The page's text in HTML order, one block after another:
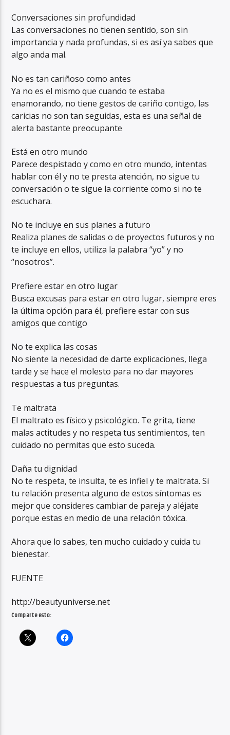
Conversaciones sin profundidad
Las conversaciones no tienen sentido, son sin
importancia y nada profundas, si es así ya sabes que
algo anda mal.
No es tan cariñoso como antes
Ya no es el mismo que cuando te estaba
enamorando, no tiene gestos de cariño contigo, las
caricias no son tan seguidas, esta es una señal de
alerta bastante preocupante
Está en otro mundo
Parece despistado y como en otro mundo, intentas
hablar con él y no te presta atención, no sigue tu
conversación o te sigue la corriente como si no te
escuchara.
No te incluye en sus planes a futuro
Realiza planes de salidas o de proyectos futuros y no
te incluye en ellos, utiliza la palabra “yo” y no
“nosotros”.
Prefiere estar en otro lugar
Busca excusas para estar en otro lugar, siempre eres
la última opción para él, prefiere estar con sus
amigos que contigo
No te explica las cosas
No siente la necesidad de darte explicaciones, llega
tarde y se hace el molesto para no dar mayores
respuestas a tus preguntas.
Te maltrata
El maltrato es físico y psicológico. Te grita, tiene
malas actitudes y no respeta tus sentimientos, ten
cuidado no permitas que esto suceda.
Daña tu dignidad
No te respeta, te insulta, te es infiel y te maltrata. Si
tu relación presenta alguno de estos síntomas es
mejor que consideres cambiar de pareja y aléjate
porque estas en medio de una relación tóxica.
Ahora que lo sabes, ten mucho cuidado y cuida tu
bienestar.
FUENTE
http://beautyuniverse.net
Comparte esto: